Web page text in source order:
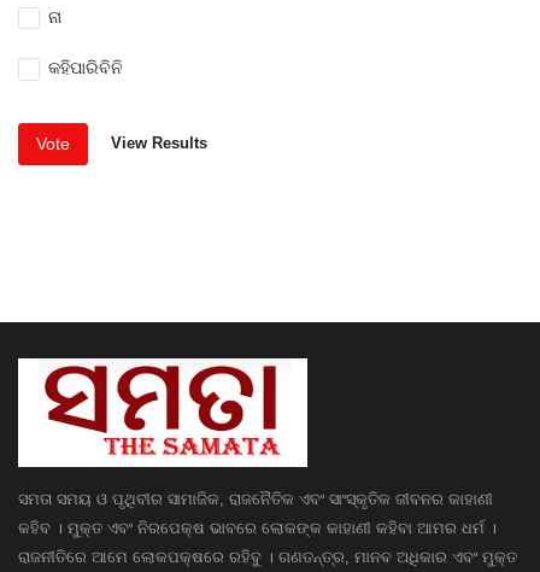
ନା
କହିପାରିବିନି
Vote View Results
ସମତା ସମୟ ଓ ପୃଥିବୀର ସାମାଜିକ, ରାଜନୈତିକ ଏବଂ ସାଂସ୍କୃତିକ ଜୀବନର କାହାଣୀ
କହିବ । ମୁକ୍ତ ଏବଂ ନିରପେକ୍ଷ ଭାବରେ ଲୋକଙ୍କ କାହାଣୀ କହିବା ଆମର ଧର୍ମ ।
ରାଜନୀତିରେ ଆମେ ଲୋକପକ୍ଷରେ ରହିବୁ । ଗଣତନ୍ତ୍ର, ମାନବ ଅଧିକାର ଏବଂ ମୁକ୍ତ